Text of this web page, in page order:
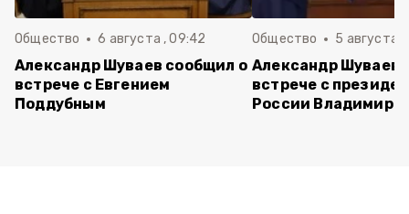
Общество 6 августа , 09:42
Александр Шуваев сообщил о
встрече с Евгением
Поддубным
Общество 5 августа ,
Александр Шуваев
встрече с
России